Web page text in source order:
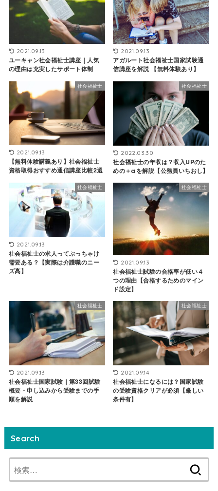
2021.09.13
ユーキャン社会福祉士講座｜人気
の理由は充実したサポート体制
2021.09.13
アガルート社会福祉士国家試験通
信講座を解説 【無料体験あり】
社会福祉士
2021.09.13
【無料体験講義あり】社会福祉士
資格取得おすすめ通信講座比較2選
社会福祉士
2022.03.30
社会福祉士の年収は？収入UPのた
めの＋αを解説【公務員いちおし】
社会福祉士
2021.09.13
社会福祉士の求人ってぶっちゃけ
需要ある？【実際は介護職のニー
ズ高】
社会福祉士
2021.09.13
社会福祉士試験の合格率が低い４
つの理由【合格するためのマイン
ド設定】
社会福祉士
2021.09.13
社会福祉士国家試験｜第33回試験
概要・申し込みから受験までの手
順を解説
社会福祉士
2021.09.14
社会福祉士になるには？国家試験
の受験資格クリアが必須【厳しい
条件有】
Search
索: